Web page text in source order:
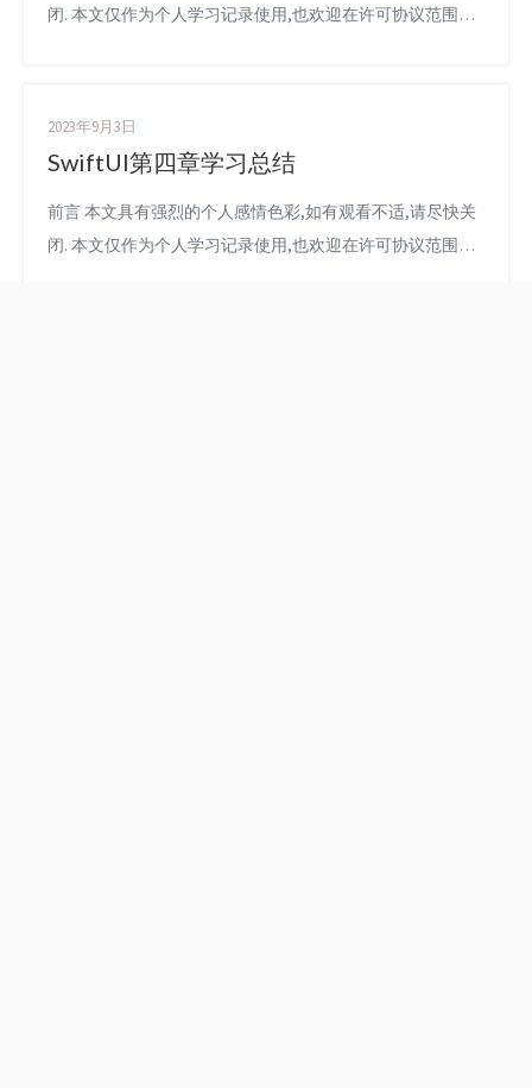
闭. 本文仅作为个人学习记录使用,也欢迎在许可协议范围内
第三章了,把一些重要的内容都记录下来 主要内容包括
present子VC ...
2023年9月3日
SwiftUI第四章学习总结
前言 本文具有强烈的个人感情色彩,如有观看不适,请尽快关
闭. 本文仅作为个人学习记录使用,也欢迎在许可协议范围内